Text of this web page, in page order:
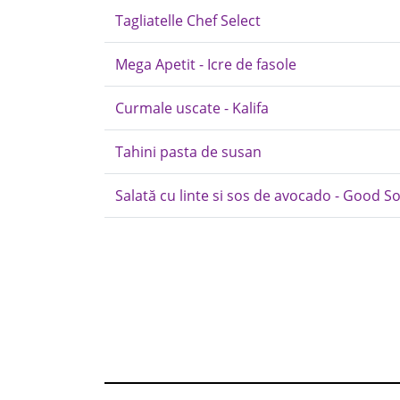
Tagliatelle Chef Select
Mega Apetit - Icre de fasole
Curmale uscate - Kalifa
Tahini pasta de susan
Salată cu linte si sos de avocado - Good